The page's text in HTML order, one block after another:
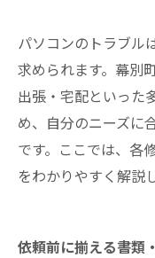
パソコンのトラブル
求められます。幕別
出張・宅配といった
め、自分のニーズに
です。ここでは、各
をわかりやすく解説
依頼前に揃える書類